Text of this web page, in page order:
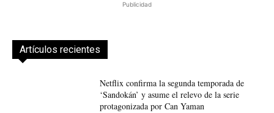
Publicidad
Artículos recientes
Netflix confirma la segunda temporada de
‘Sandokán’ y asume el relevo de la serie
protagonizada por Can Yaman